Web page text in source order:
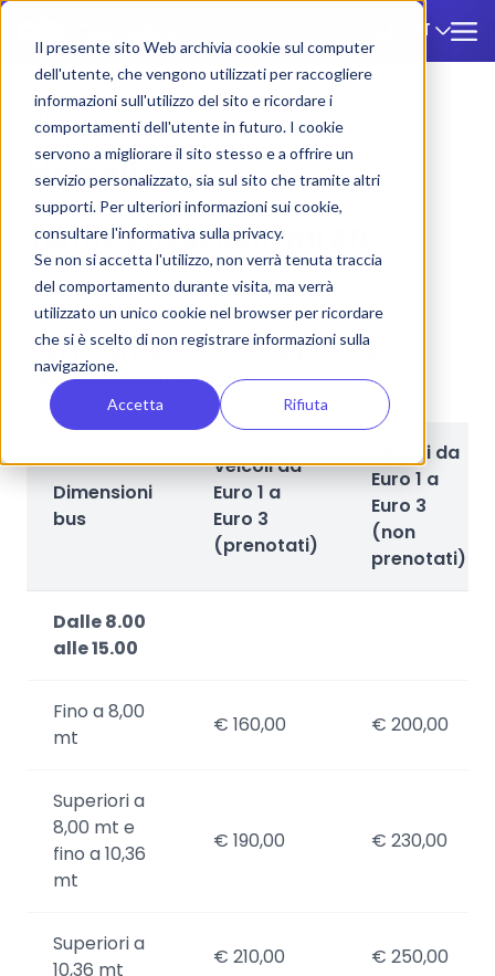
Il presente sito Web archivia cookie sul computer
dell'utente, che vengono utilizzati per raccogliere
informazioni sull'utilizzo del sito e ricordare i
comportamenti dell'utente in futuro. I cookie
servono a migliorare il sito stesso e a offrire un
servizio personalizzato, sia sul sito che tramite altri
supporti. Per ulteriori informazioni sui cookie,
consultare l'informativa sulla privacy.
Se non si accetta l'utilizzo, non verrà tenuta traccia
del comportamento durante visita, ma verrà
utilizzato un unico cookie nel browser per ricordare
che si è scelto di non registrare informazioni sulla
navigazione.
Accetta Rifiuta
IT
Napoli
Napoli
Tariffe e Regolamenti ZTL
Per maggiori informazioni:Link
Tariffe dal 1° Aprile al 30 Giugno e dal 1°
Settembre al 31 Gennaio
Dimensioni
bus
Veicoli da
Euro 1 a
Euro 3
(prenotati)
Veicoli da
Euro 1 a
Euro 3
(non
prenotati)
Dalle 8.00
alle 15.00
Fino a 8,00
mt
€ 160,00 € 200,00
Superiori a
8,00 mt e
fino a 10,36
mt
€ 190,00 € 230,00
Superiori a
10,36 mt
€ 210,00 € 250,00